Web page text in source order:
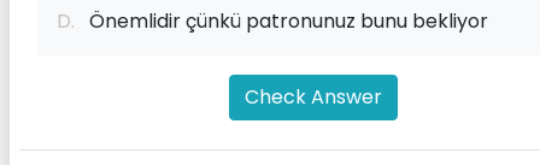
D. Önemlidir çünkü patronunuz bunu bekliyor
Check Answer